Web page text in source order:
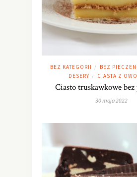
BEZ KATEGORII / BEZ
DESERY / CIASTA Z
Ciasto truskawkowe bez
30 maja 2022